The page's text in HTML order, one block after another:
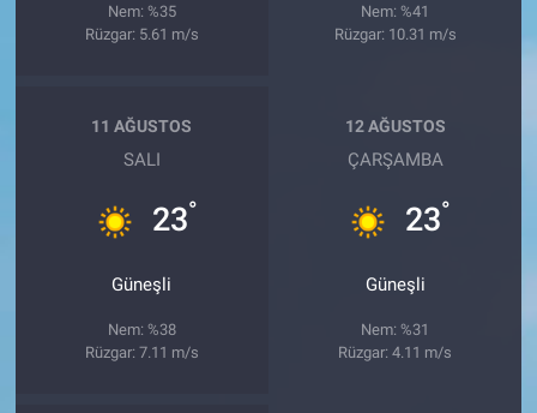
Nem: %35
Rüzgar: 5.61 m/s
Nem: %41
Rüzgar: 10.31 m/s
11 AĞUSTOS
SALI
23°
Güneşli
Nem: %38
Rüzgar: 7.11 m/s
12 AĞUSTOS
ÇARŞAMBA
23°
Güneşli
Nem: %31
Rüzgar: 4.11 m/s